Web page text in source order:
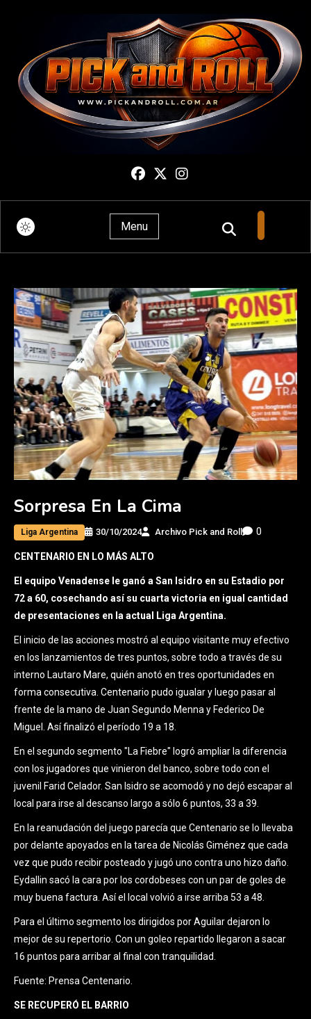
Pick And Roll
Menu
Sorpresa En La Cima
Liga Argentina 30/10/2024 Archivo Pick and Roll 0
CENTENARIO EN LO MÁS ALTO
El equipo Venadense le ganó a San Isidro en su Estadio por
72 a 60, cosechando así su cuarta victoria en igual cantidad
de presentaciones en la actual Liga Argentina.
El inicio de las acciones mostró al equipo visitante muy efectivo
en los lanzamientos de tres puntos, sobre todo a través de su
interno Lautaro Mare, quién anotó en tres oportunidades en
forma consecutiva. Centenario pudo igualar y luego pasar al
frente de la mano de Juan Segundo Menna y Federico De
Miguel. Así finalizó el período 19 a 18.
En el segundo segmento "La Fiebre" logró ampliar la diferencia
con los jugadores que vinieron del banco, sobre todo con el
juvenil Farid Celador. San Isidro se acomodó y no dejó escapar al
local para irse al descanso largo a sólo 6 puntos, 33 a 39.
En la reanudación del juego parecía que Centenario se lo llevaba
por delante apoyados en la tarea de Nicolás Giménez que cada
vez que pudo recibir posteado y jugó uno contra uno hizo daño.
Eydallin sacó la cara por los cordobeses con un par de goles de
muy buena factura. Así el local volvió a irse arriba 53 a 48.
Para el último segmento los dirigidos por Aguilar dejaron lo
mejor de su repertorio. Con un goleo repartido llegaron a sacar
16 puntos para arribar al final con tranquilidad.
Fuente: Prensa Centenario.
SE RECUPERÓ EL BARRIO